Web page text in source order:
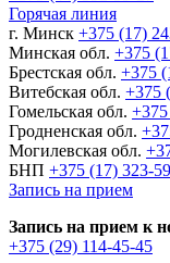
Горячая линия
г. Минск +375 (17)
Минская обл. +375
Брестская обл. +375
Витебская обл. +375
Гомельская обл.
Гродненская обл.
Могилевская обл.
БНП +375 (17) 323-
Запись на прием
Запись на прием к
+375 (29) 114-45-45